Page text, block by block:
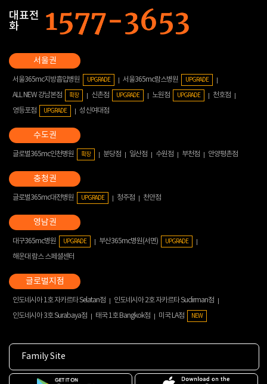
대표전
화
서울365mc지방흡입병원 UPGRADE 서울365mc람스병원 UPGRADE
ALL NEW 강남본점 확장 신촌점 UPGRADE 노원점 UPGRADE
천호점
영등포점
UPGRADE 성신여대점
글로벌365mc인천병원 확장 분당점 일산점 수원점 부천점 안양평촌점
글로벌365mc대전병원 UPGRADE 청주점 천안점
대구365mc병원 UPGRADE 부산365mc병원(서면) UPGRADE
해운대 람스 스페셜센터
인도네시아 1호 자카르타 Selatan점
인도네시아 2호 자카르타 Sudirman점
인도네시아 3호 Surabaya점
태국 1호 Bangkok점 미국 LA점 NEW
Family Site